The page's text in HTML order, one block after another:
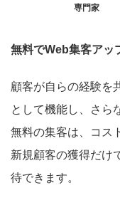
専門家
無料でWeb集客ア
顧客が自らの経験を
として機能し、さら
無料の集客は、コス
新規顧客の獲得だけ
待できます。